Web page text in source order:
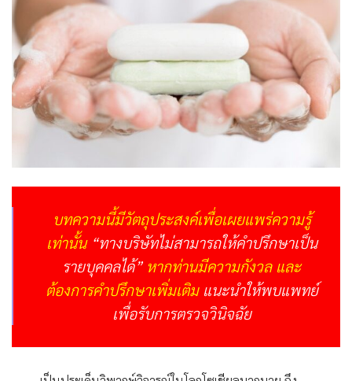
บทความนี้มีวัตถุประสงค์เพื่อเผยแพร่ความรู้
เท่านั้น “ทางบริษัทไม่สามารถให้คำปรึกษาเป็น
รายบุคคลได้”หากท่านมีความกังวล และ
ต้องการคำปรึกษาเพิ่มเติม แนะนำให้พบแพทย์
เพื่อรับการตรวจวินิจฉัย